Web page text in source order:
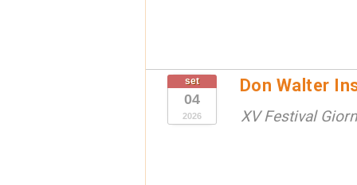
set
04
2026
Don Walter
XV Festival